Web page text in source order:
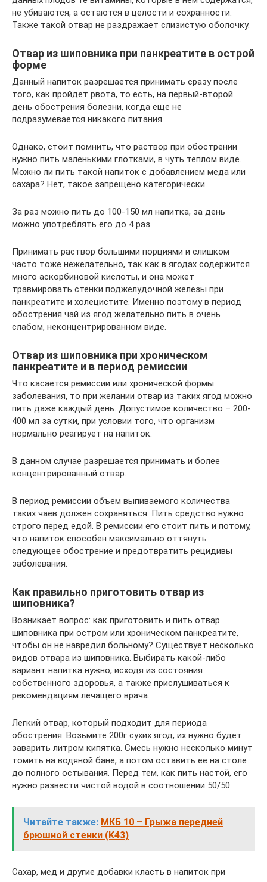
не убиваются, а остаются в целости и сохранности.
Также такой отвар не раздражает слизистую оболочку.
Отвар из шиповника при панкреатите в острой
форме
Данный напиток разрешается принимать сразу после
того, как пройдет рвота, то есть, на первый-второй
день обострения болезни, когда еще не
подразумевается никакого питания.
Однако, стоит помнить, что раствор при обострении
нужно пить маленькими глотками, в чуть теплом виде.
Можно ли пить такой напиток с добавлением меда или
сахара? Нет, такое запрещено категорически.
За раз можно пить до 100-150 мл напитка, за день
можно употреблять его до 4 раз.
Принимать раствор большими порциями и слишком
часто тоже нежелательно, так как в ягодах содержится
много аскорбиновой кислоты, и она может
травмировать стенки поджелудочной железы при
панкреатите и холецистите. Именно поэтому в период
обострения чай из ягод желательно пить в очень
слабом, неконцентрированном виде.
Отвар из шиповника при хроническом
панкреатите и в период ремиссии
Что касается ремиссии или хронической формы
заболевания, то при желании отвар из таких ягод можно
пить даже каждый день. Допустимое количество – 200-
400 мл за сутки, при условии того, что организм
нормально реагирует на напиток.
В данном случае разрешается принимать и более
концентрированный отвар.
В период ремиссии объем выпиваемого количества
таких чаев должен сохраняться. Пить средство нужно
строго перед едой. В ремиссии его стоит пить и потому,
что напиток способен максимально оттянуть
следующее обострение и предотвратить рецидивы
заболевания.
Как правильно приготовить отвар из
шиповника?
Возникает вопрос: как приготовить и пить отвар
шиповника при остром или хроническом панкреатите,
чтобы он не навредил больному? Существует несколько
видов отвара из шиповника. Выбирать какой-либо
вариант напитка нужно, исходя из состояния
собственного здоровья, а также прислушиваться к
рекомендациям лечащего врача.
Легкий отвар, который подходит для периода
обострения. Возьмите 200г сухих ягод, их нужно будет
заварить литром кипятка. Смесь нужно несколько минут
томить на водяной бане, а потом оставить ее на столе
до полного остывания. Перед тем, как пить настой, его
нужно развести чистой водой в соотношении 50/50.
Читайте также: МКБ 10 – Грыжа передней
брюшной стенки (K43)
Сахар, мед и другие добавки класть в напиток при